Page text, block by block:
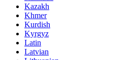
Kazakh
Khmer
Kurdish
Kyrgyz
Latin
Latvian